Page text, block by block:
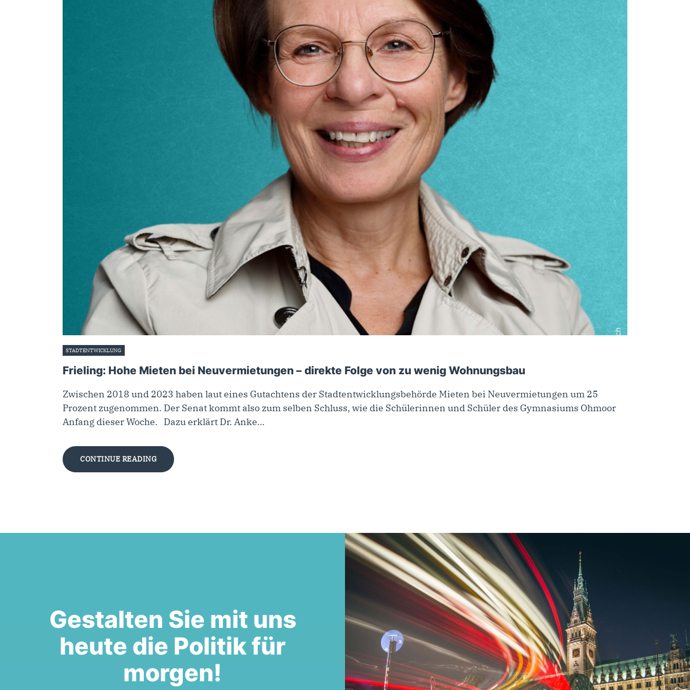
STADTENTWICKLUNG
Frieling: Hohe Mieten bei Neuvermietungen – direkte Folge von zu wenig Wohnungsbau
Zwischen 2018 und 2023 haben laut eines Gutachtens der Stadtentwicklungsbehörde Mieten bei Neuvermietungen um 25
Prozent zugenommen. Der Senat kommt also zum selben Schluss, wie die Schülerinnen und Schüler des Gymnasiums Ohmoor
Anfang dieser Woche. Dazu erklärt Dr. Anke…
CONTINUE READING
Gestalten Sie mit uns
heute die Politik für
morgen!